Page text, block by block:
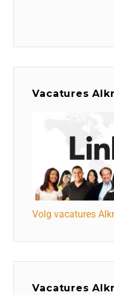
Vacatures
Volg vacatures
Vacatures